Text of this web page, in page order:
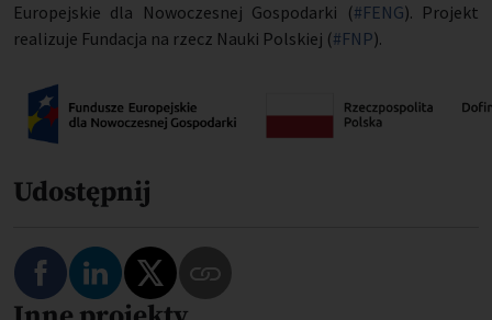
Europejskie dla Nowoczesnej Gospodarki (#FENG). Projekt
realizuje Fundacja na rzecz Nauki Polskiej (#FNP).
Udostępnij
Podziel się na Facebooku
Podziel się na LinkedIn
Podziel się na Twitterze